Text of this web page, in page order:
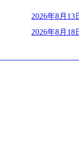
可能 総合コンサル
様々なプロジェク
ジ機会を提供して
制度であり、ファ
成⾧を重視するカ
問頂く際のみ、顔
主力事業はITコン
上流工程から実装・
ション事業を手掛
service/
系コンサルティン
2026年8月13
2026年8月18